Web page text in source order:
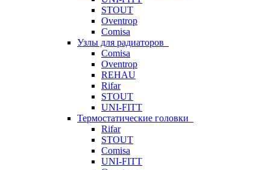
STOUT
Oventrop
Comisa
Узлы для радиаторов
Comisa
Oventrop
REHAU
Rifar
STOUT
UNI-FITT
Термостатические головки
Rifar
STOUT
Comisa
UNI-FITT